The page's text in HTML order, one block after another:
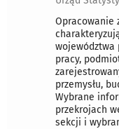
Opracowanie
województwa
pracy,
przemysłu,
Wybrane
przekrojach
sekcji i